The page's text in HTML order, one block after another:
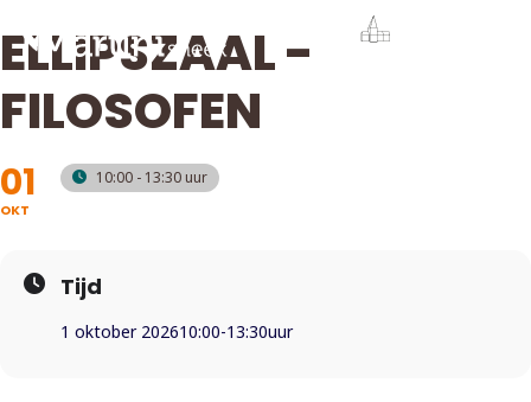
ELLIPSZAAL -
FILOSOFEN
01
OKT
10:00 - 13:30
Tijd
1 oktober 202610:00-13:30